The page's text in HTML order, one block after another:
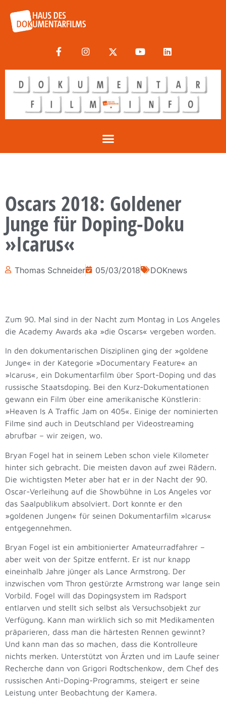
Oscars 2018: Goldener
Junge für Doping-Doku
»Icarus«
Thomas Schneider 05/03/2018 DOKnews
Zum 90. Mal sind in der Nacht zum Montag in Los Angeles
die Academy Awards aka »die Oscars« vergeben worden.
In den dokumentarischen Disziplinen ging der »goldene
Junge« in der Kategorie »Documentary Feature« an
»Icarus«, ein Dokumentarfilm über Sport-Doping und das
russische Staatsdoping. Bei den Kurz-Dokumentationen
gewann ein Film über eine amerikanische Künstlerin:
»Heaven Is A Traffic Jam on 405«. Einige der nominierten
Filme sind auch in Deutschland per Videostreaming
abrufbar – wir zeigen, wo.
Bryan Fogel hat in seinem Leben schon viele Kilometer
hinter sich gebracht. Die meisten davon auf zwei Rädern.
Die wichtigsten Meter aber hat er in der Nacht der 90.
Oscar-Verleihung auf die Showbühne in Los Angeles vor
das Saalpublikum absolviert. Dort konnte er den
»goldenen Jungen« für seinen Dokumentarfilm »Icarus«
entgegennehmen.
Bryan Fogel ist ein ambitionierter Amateurradfahrer –
aber weit von der Spitze entfernt. Er ist nur knapp
eineinhalb Jahre jünger als Lance Armstrong. Der
inzwischen vom Thron gestürzte Armstrong war lange sein
Vorbild. Fogel will das Dopingsystem im Radsport
entlarven und stellt sich selbst als Versuchsobjekt zur
Verfügung. Kann man wirklich sich so mit Medikamenten
präparieren, dass man die härtesten Rennen gewinnt?
Und kann man das so machen, dass die Kontrolleure
nichts merken. Unterstützt von Ärzten und im Laufe seiner
Recherche dann von Grigori Rodtschenkow, dem Chef des
russischen Anti-Doping-Programms, steigert er seine
Leistung unter Beobachtung der Kamera.